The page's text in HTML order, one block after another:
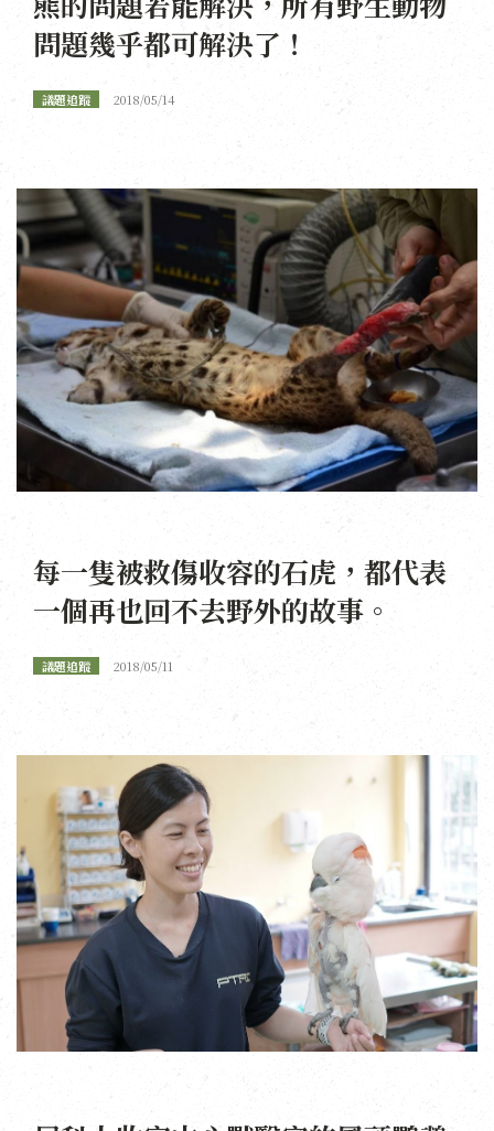
問題幾乎都可解決了！
議題追蹤 2018/05/14
每一隻被救傷收容的石虎，都代表
一個再也回不去野外的故事。
議題追蹤 2018/05/11